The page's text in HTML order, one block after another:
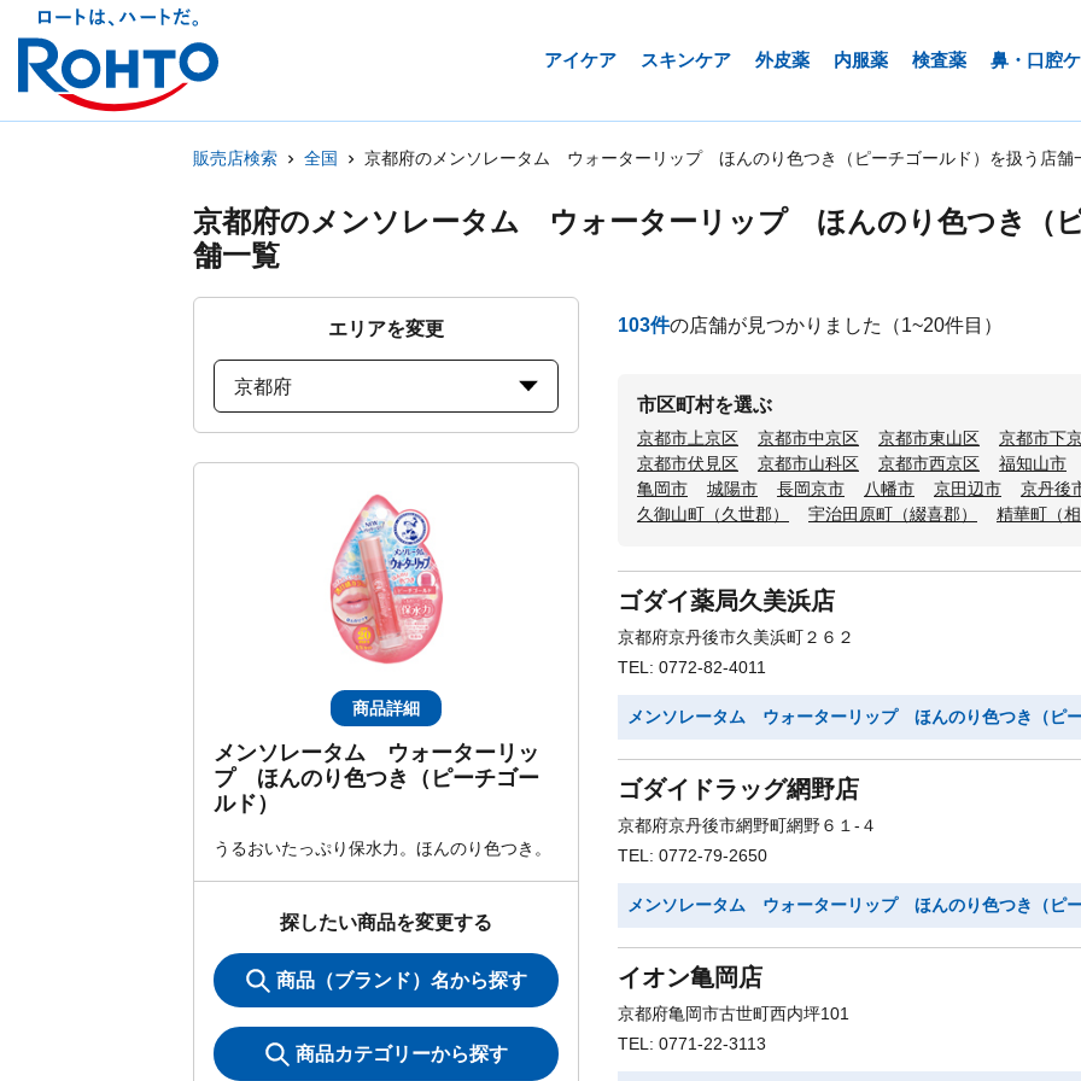
アイケア スキンケア 外皮薬 内服薬 検査薬 鼻・口腔
販売店検索 全国 京都府のメンソレータム ウォーターリップ ほんのり色つき（ピーチゴールド）を扱う店舗
京都府のメンソレータム ウォーターリップ ほんのり色つき（
舗一覧
エリアを変更
京都府
商品詳細
メンソレータム ウォーターリッ
プ ほんのり色つき（ピーチゴー
ルド）
うるおいたっぷり保水力。ほんのり色つき。
探したい商品を変更する
商品（ブランド）名から探す
商品カテゴリーから探す
103件の店舗が見つかりました （1~20件目）
市区町村を選ぶ
京都市上京区 京都市中京区 京都市東山区 京都市下
京都市伏見区
京都市山科区 京都市西京区 福知山市
亀岡市
城陽市 長岡京市 八幡市 京田辺市 京丹後
久御山町（久世郡）
宇治田原町（綴喜郡） 精華町（相
ゴダイ薬局久美浜店
京都府京丹後市久美浜町２６２
TEL: 0772-82-4011
メンソレータム ウォーターリップ ほんのり色つき（ピー
ゴダイドラッグ網野店
京都府京丹後市網野町網野６１-４
TEL: 0772-79-2650
メンソレータム ウォーターリップ ほんのり色つき（ピー
イオン亀岡店
京都府亀岡市古世町西内坪101
TEL: 0771-22-3113